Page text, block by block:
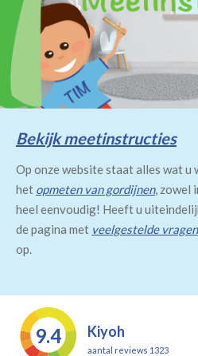
Bekijk meetinstructies
Op onze website staat alles wat u
het opmeten van gordijnen, zowel
heel eenvoudig! Heeft u
de pagina met veelgestelde vragen
op.
9.4 Kiyoh
aantal reviews 1323